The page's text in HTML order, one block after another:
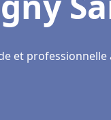
et professionnelle